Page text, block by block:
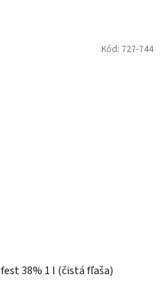
38% 1 l (čistá fľaša)
Kód: 727-744